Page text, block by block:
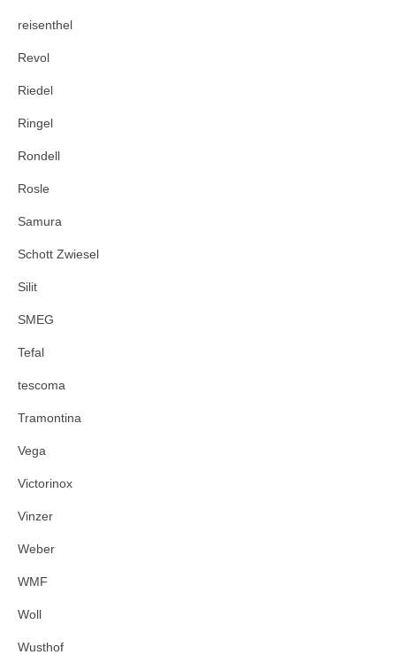
reisenthel
Revol
Riedel
Ringel
Rondell
Rosle
Samura
Schott Zwiesel
Silit
SMEG
Tefal
tescoma
Tramontina
Vega
Victorinox
Vinzer
Weber
WMF
Woll
Wusthof